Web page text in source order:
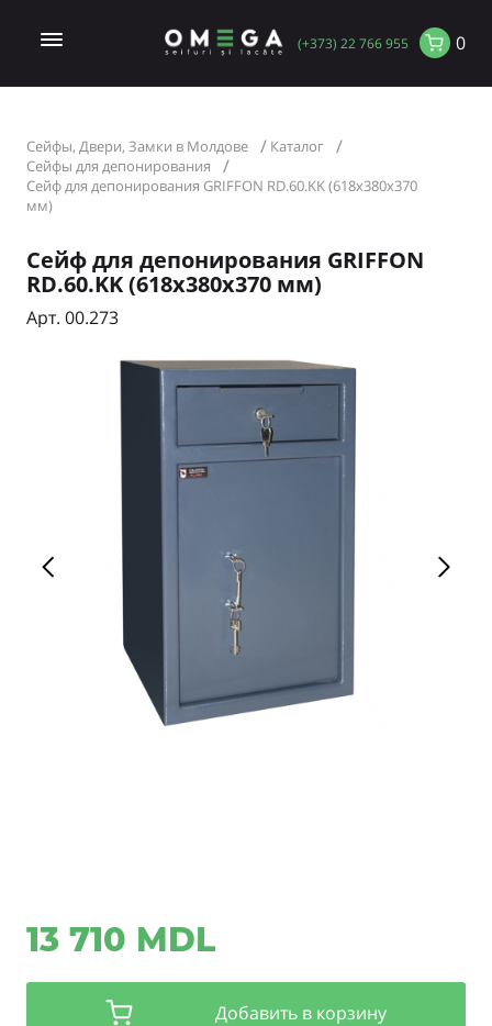
(+373) 22 766 955 0
Сейфы, Двери, Замки в Молдове
Каталог
Сейфы для депонирования
Сейф для депонирования GRIFFON RD.60.KK (618x380x370
мм)
Сейф для депонирования GRIFFON
RD.60.KK (618x380x370 мм)
Арт. 00.273
13 710 MDL
Добавить в корзину